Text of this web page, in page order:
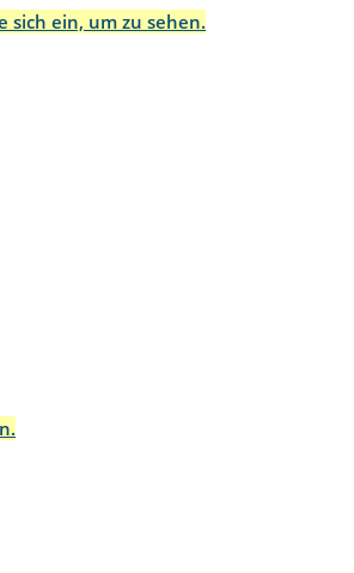
sich ein, um zu sehen.